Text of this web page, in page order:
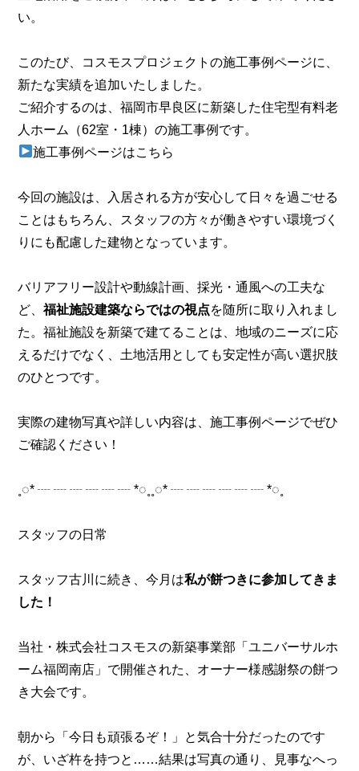
い。
このたび、コスモスプロジェクトの施工事例ページに、
新たな実績を追加いたしました。
ご紹介するのは、福岡市早良区に新築した住宅型有料老
人ホーム（62室・1棟）の施工事例です。
施工事例ページはこちら
今回の施設は、入居される方が安心して日々を過ごせる
ことはもちろん、スタッフの方々が働きやすい環境づく
りにも配慮した建物となっています。
バリアフリー設計や動線計画、採光・通風への工夫な
ど、福祉施設建築ならではの視点を随所に取り入れまし
た。福祉施設を新築で建てることは、地域のニーズに応
えるだけでなく、土地活用としても安定性が高い選択肢
のひとつです。
実際の建物写真や詳しい内容は、施工事例ページでぜひ
ご確認ください！
˳◌* ┈ ┈ ┈ ┈ ┈ ┈ *◌˳˳◌* ┈ ┈ ┈ ┈ ┈ ┈ *◌˳
スタッフの日常
スタッフ古川に続き、今月は私が餅つきに参加してきま
した！
当社・株式会社コスモスの新築事業部「ユニバーサルホ
ーム福岡南店」で開催された、オーナー様感謝祭の餅つ
き大会です。
朝から「今日も頑張るぞ！」と気合十分だったのです
が、いざ杵を持つと……結果は写真の通り、見事なへっ